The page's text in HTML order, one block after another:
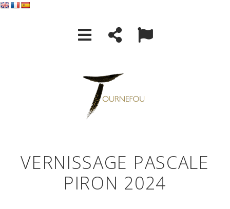
VERNISSAGE PASCALE
PIRON 2024